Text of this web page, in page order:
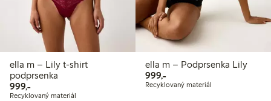
ella m – Lily t-shirt
podprsenka
999,-999,00 Kč
Recyklovaný materiál
ella m – Podprsenka Lily
999,-999,00 Kč
Recyklovaný materiál